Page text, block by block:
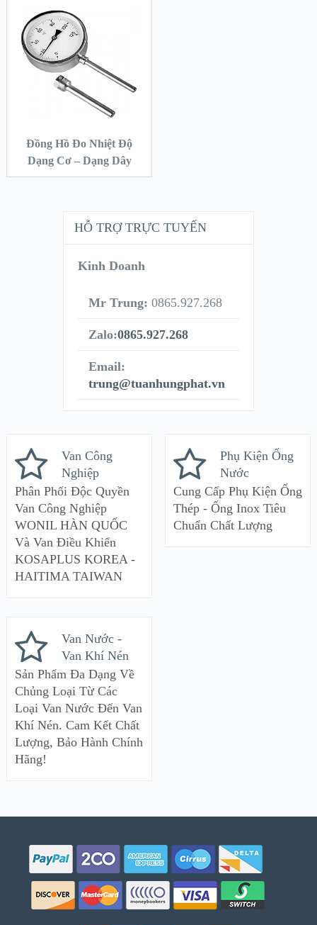
Đồng Hồ Đo Nhiệt Độ
Dạng Cơ – Dạng Dây
HỖ TRỢ TRỰC TUYẾN
Kinh Doanh
Mr Trung: 0865.927.268
Zalo:0865.927.268
Email:
trung@tuanhungphat.vn
Van Công
Nghiệp
Phân Phối Độc Quyền
Van Công Nghiệp
WONIL HÀN QUỐC
Và Van Điều Khiển
KOSAPLUS KOREA -
HAITIMA TAIWAN
Phụ Kiện Ống
Nước
Cung Cấp Phụ Kiện Ống
Thép - Ống Inox Tiêu
Chuẩn Chất Lượng
Van Nước -
Van Khí Nén
Sản Phẩm Đa Dạng Về
Chủng Loại Từ Các
Loại Van Nước Đến Van
Khí Nén. Cam Kết Chất
Lượng, Bảo Hành Chính
Hãng!